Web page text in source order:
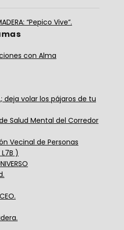
“Pepico Vive”.
con Alma
deja volar los pájaros de tu
Salud Mental del Corredor
Vecinal de Personas
)